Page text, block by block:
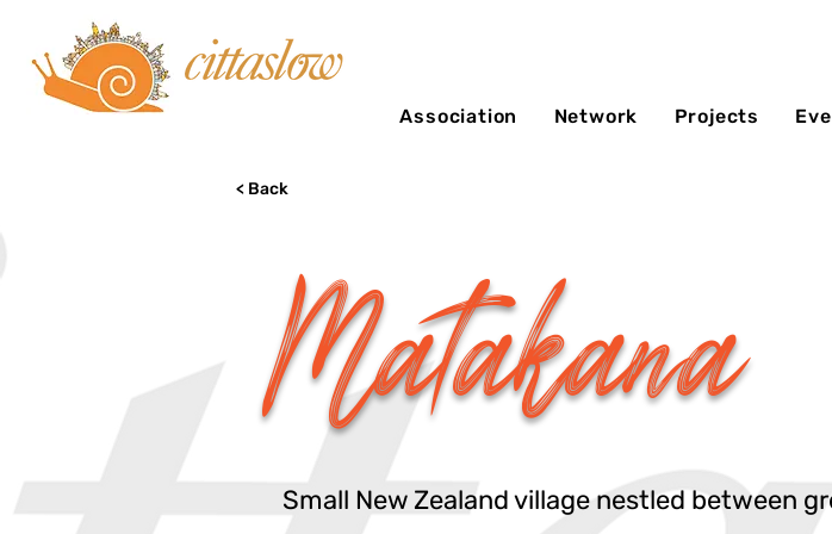
Association Network Projects
< Back
Matakana
Small New Zealand village nestled between